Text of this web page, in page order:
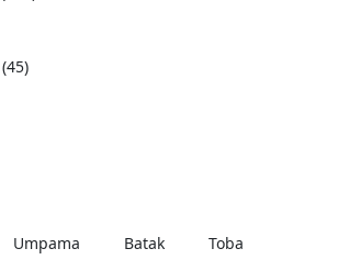
(45)
Umpama Batak Toba